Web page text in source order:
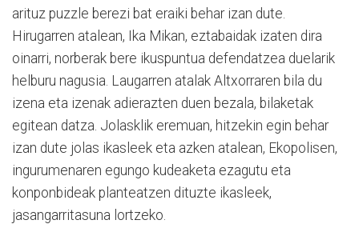
arituz puzzle berezi bat eraiki behar izan dute.
Hirugarren atalean, Ika Mikan, eztabaidak izaten dira
oinarri, norberak bere ikuspuntua defendatzea duelarik
helburu nagusia. Laugarren atalak Altxorraren bila du
izena eta izenak adierazten duen bezala, bilaketak
egitean datza. Jolasklik eremuan, hitzekin egin behar
izan dute jolas ikasleek eta azken atalean, Ekopolisen,
ingurumenaren egungo kudeaketa ezagutu eta
konponbideak planteatzen dituzte ikasleek,
jasangarritasuna lortzeko.